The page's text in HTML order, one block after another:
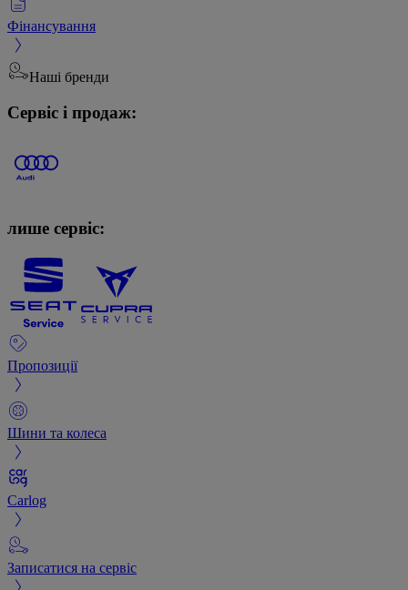
Фінансування
Наші бренди
Сервіс і продаж:
лише сервіс:
Пропозиції
Шини та колеса
Carlog
Записатися на сервіс